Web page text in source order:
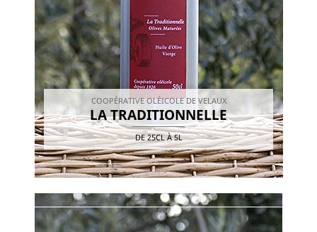
COOPÉRATIVE OLÉICOLE DE VELAUX
LA TRADITIONNELLE
DE25CL À 5L